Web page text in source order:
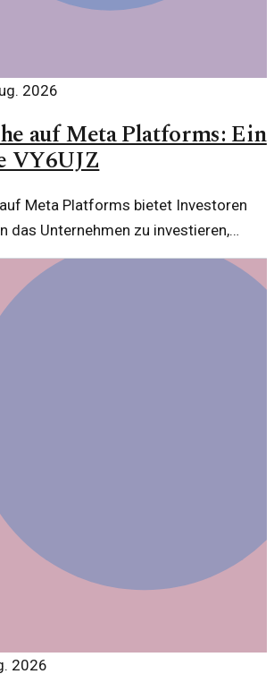
2026
auf Meta Platforms: Ein
VY6UJZ
Meta Platforms bietet Investoren
das Unternehmen zu investieren,
profitieren. Der aktuelle
sind entscheidend für
2026